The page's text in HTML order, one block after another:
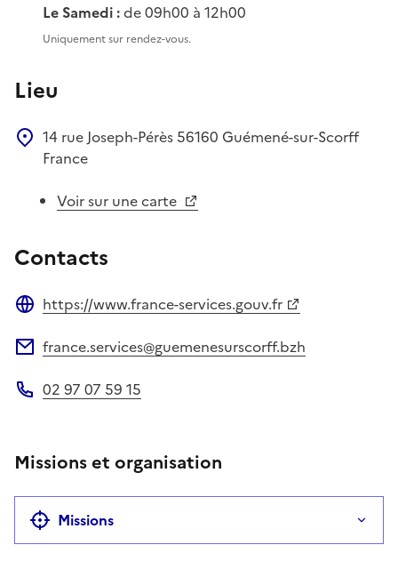
Le Samedi :de 09h00 à 12h00
Uniquement sur rendez-vous.
Lieu
14 rue Joseph-Pérès 56160 Guémené-sur-Scorff
France
Voir sur une carte
Contacts
https://www.france-services.gouv.fr
france.services@guemenesurscorff.bzh
02 97 07 59 15
Missions et organisation
Missions